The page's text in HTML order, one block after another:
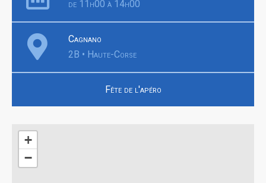
de 11h00 à 14h00
Cagnano
2B • Haute-Corse
Fête de l'apéro
+
−